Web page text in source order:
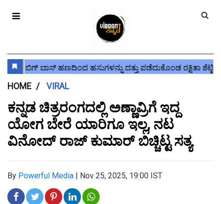
HOME VIRAL
ಕನ್ನಡ ಚಿತ್ರರಂಗದಲ್ಲಿ ಅಣ್ಣಾವ್ರಿಗೆ ಇದ್ದ
ಯೋಗ ಬೇರೆ ಯಾರಿಗೂ ಇಲ್ಲ, ನಟ
ವಿನೋದ್ ರಾಜ್ ಕುಮಾರ್ ಬಿಚ್ಚಿಟ್ಟ ಸತ್ಯ
By Powerful Media | Nov 25, 2025, 19:00 IST